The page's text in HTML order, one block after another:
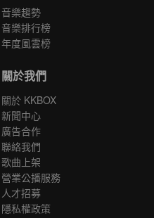
音樂趨勢
音樂排行榜
年度風雲榜
關於我們
關於 KKBOX
新聞中心
廣告合作
聯絡我們
歌曲上架
營業公播服務
人才招募
隱私權政策